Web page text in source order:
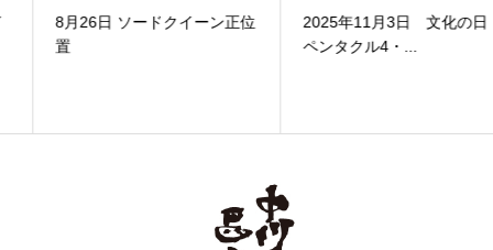
8月26日 ソードクイーン正位
2025年11月3日 文化の日
ペンタクル4・...